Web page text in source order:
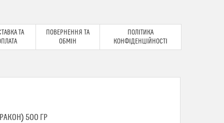
ТА
ПОВЕРНЕННЯ ТА
ОБМІН
ПОЛІТИКА
КОНФІДЕНЦІЙНОСТІ
500 ГР